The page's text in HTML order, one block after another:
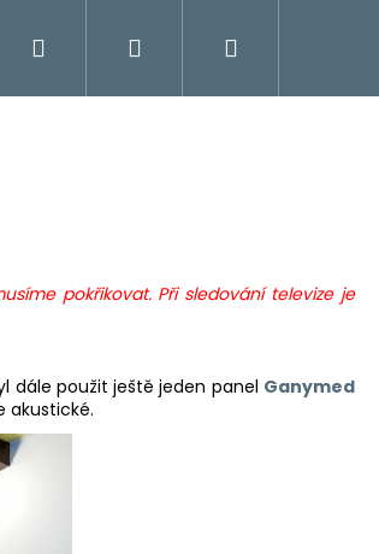
Galerie Přihlášení
pokřikovat. Při sledování televize je
dále použit ještě jeden panel Ganymed
akustické.